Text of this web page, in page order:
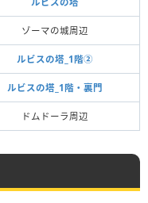
ゾーマの城周辺
ルビスの塔_1階②
ルビスの塔_1階・裏門
ドムドーラ周辺